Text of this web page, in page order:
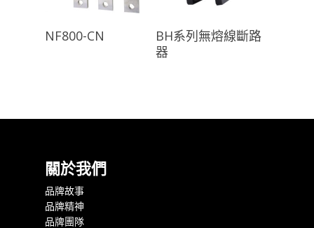
NF800-CN 查看內容
BH系列無熔線斷路
器
關於我們
品牌故事
品牌精神
品牌團隊